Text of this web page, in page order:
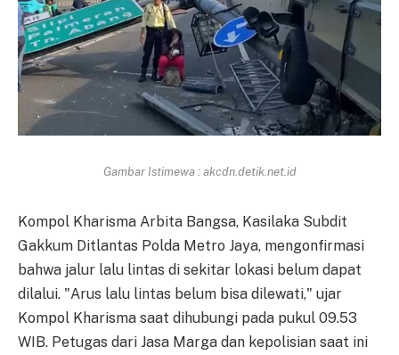
Gambar Istimewa : akcdn.detik.net.id
Kompol Kharisma Arbita Bangsa, Kasilaka Subdit
Gakkum Ditlantas Polda Metro Jaya, mengonfirmasi
bahwa jalur lalu lintas di sekitar lokasi belum dapat
dilalui. "Arus lalu lintas belum bisa dilewati," ujar
Kompol Kharisma saat dihubungi pada pukul 09.53
WIB. Petugas dari Jasa Marga dan kepolisian saat ini